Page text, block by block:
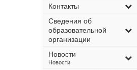
Контакты
Сведения об
образовательной
организации
Новости
–
Новости